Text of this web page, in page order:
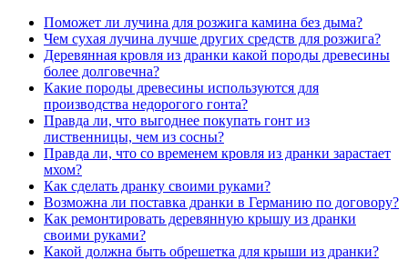
Поможет ли лучина для розжига камина без дыма?
Чем сухая лучина лучше других средств для розжига?
Деревянная кровля из дранки какой породы древесины
более долговечна?
Какие породы древесины используются для
производства недорогого гонта?
Правда ли, что выгоднее покупать гонт из
лиственницы, чем из сосны?
Правда ли, что со временем кровля из дранки зарастает
мхом?
Как сделать дранку своими руками?
Возможна ли поставка дранки в Германию по договору?
Как ремонтировать деревянную крышу из дранки
своими руками?
Какой должна быть обрешетка для крыши из дранки?